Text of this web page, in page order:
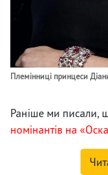
Племінниці принцеси
Раніше ми писали,
номінантів на